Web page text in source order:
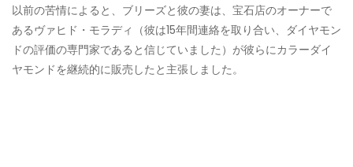
以前の苦情によると、ブリーズと彼の妻は、宝石店のオーナーで
あるヴァヒド・モラディ（彼は15年間連絡を取り合い、ダイヤモン
ドの評価の専門家であると信じていました）が彼らにカラーダイ
ヤモンドを継続的に販売したと主張しました。